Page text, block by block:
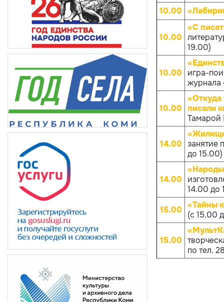
10.00
10.00
«С
19.00)
10.00
игра-
журнала
10.00
«Откуда
писали
Тамарой
14.00 занятие
до 15.00)
14.00
14.00 до
15.00 «Тайны
(с 15.00
15.00
по тел.